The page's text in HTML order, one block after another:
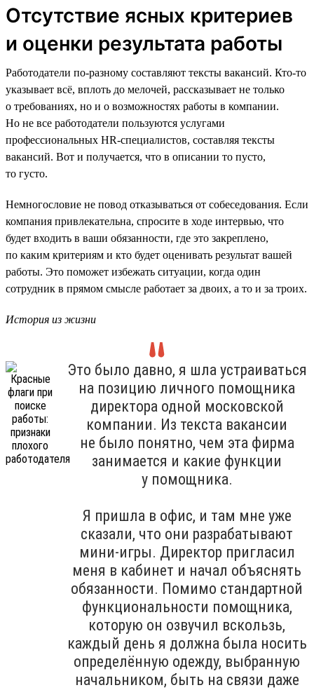
Отсутствие ясных критериев
и оценки результата работы
Работодатели по-разному составляют тексты вакансий. Кто-то
указывает всё, вплоть до мелочей, рассказывает не только
о требованиях, но и о возможностях работы в компании.
Но не все работодатели пользуются услугами
профессиональных HR-специалистов, составляя тексты
вакансий. Вот и получается, что в описании то пусто,
то густо.
Немногословие не повод отказываться от собеседования. Если
компания привлекательна, спросите в ходе интервью, что
будет входить в ваши обязанности, где это закреплено,
по каким критериям и кто будет оценивать результат вашей
работы. Это поможет избежать ситуации, когда один
сотрудник в прямом смысле работает за двоих, а то и за троих.
История из жизни
Это было давно, я шла устраиваться
на позицию личного помощника
директора одной московской
компании. Из текста вакансии
не было понятно, чем эта фирма
занимается и какие функции
у помощника.
Я пришла в офис, и там мне уже
сказали, что они разрабатывают
мини-игры. Директор пригласил
меня в кабинет и начал объяснять
обязанности. Помимо стандартной
функциональности помощника,
которую он озвучил вскользь,
каждый день я должна была носить
определённую одежду, выбранную
начальником, быть на связи даже